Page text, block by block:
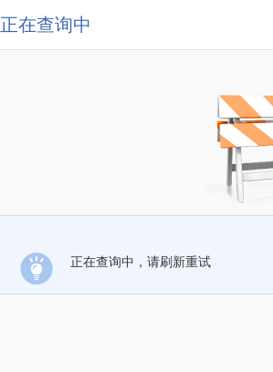
正在查询中
正在查询中，请刷新重试